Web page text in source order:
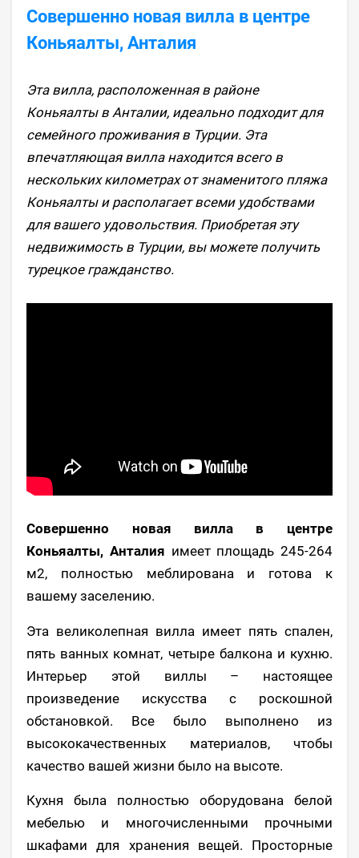
Совершенно новая вилла в центре
Коньяалты, Анталия
Эта вилла, расположенная в районе
Коньяалты в Анталии, идеально подходит для
семейного проживания в Турции. Эта
впечатляющая вилла находится всего в
нескольких километрах от знаменитого пляжа
Коньяалты и располагает всеми удобствами
для вашего удовольствия. Приобретая эту
недвижимость в Турции, вы можете получить
турецкое гражданство.
Совершенно новая вилла в центре
Коньяалты, Анталия имеет площадь 245-264
м2, полностью меблирована и готова к
вашему заселению.
Эта великолепная вилла имеет пять спален,
пять ванных комнат, четыре балкона и кухню.
Интерьер этой виллы – настоящее
произведение искусства с роскошной
обстановкой. Все было выполнено из
высококачественных материалов, чтобы
качество вашей жизни было на высоте.
Кухня была полностью оборудована белой
мебелью и многочисленными прочными
шкафами для хранения вещей. Просторные